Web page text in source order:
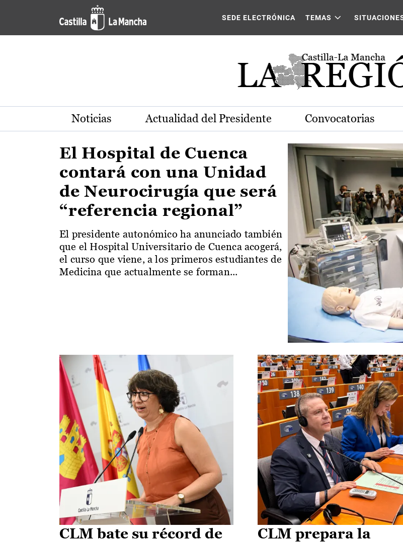
Pasar al contenido principal
Actualidad de la región de Castilla-La Mancha
SEDE ELECTRÓNICA TEMAS
Noticias Actualidad del Presidente Convocatorias
El Hospital de Cuenca
contará con una Unidad
de Neurocirugía que será
“referencia regional”
El presidente autonómico ha anunciado también
que el Hospital Universitario de Cuenca acogerá,
el curso que viene, a los primeros estudiantes de
Medicina que actualmente se forman...
CLM bate su récord de
CLM prepara la